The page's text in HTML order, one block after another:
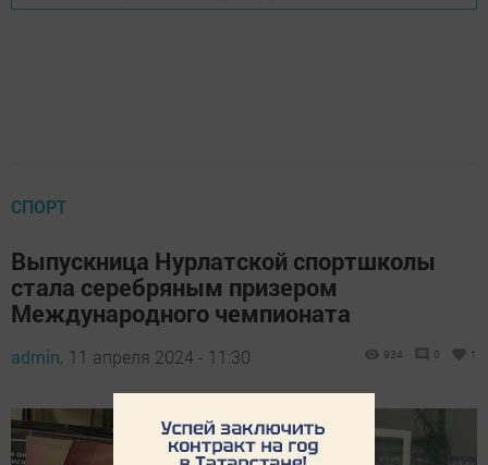
СПОРТ
Выпускница Нурлатской спортшколы
стала серебряным призером
Международного чемпионата
admin, 11 апреля 2024 - 11:30 934 0 1